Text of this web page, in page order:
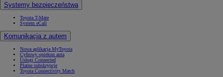
Systemy bezpieczeństwa
Toyota T-Mate
System eCall
Komunikacja z autem
Nowa aplikacja MyToyota
Cyfrowy opiekun auta
Usługi Connected
Płatne subskrypcje
Toyota Connectivity Match